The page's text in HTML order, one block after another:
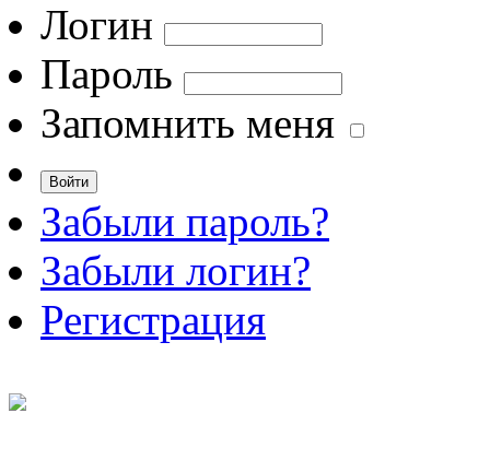
Логин
Пароль
Запомнить меня
Забыли пароль?
Забыли логин?
Регистрация